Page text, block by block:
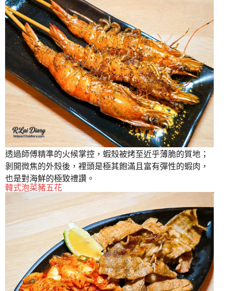
透過師傅精準的火候掌控，蝦殼被烤至近乎薄脆的質地；
剝開微焦的外殼後，裡頭是極其飽滿且富有彈性的蝦肉，
也是對海鮮的極致禮讚。
韓式泡菜豬五花